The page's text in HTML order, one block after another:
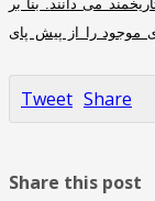
می دانند
بنا بر
موجود را از پیش پای
Tweet Share
Share this post